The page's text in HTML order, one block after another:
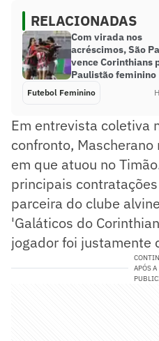
RELACIONADAS
Com virada nos
acréscimos, São
vence Corinthians
Paulistão feminino
Futebol Feminino
Em entrevista coletiva
confronto,
em que atuou no
principais
parceira do clube
'Galáticos do
jogador foi justamente
APÓS A